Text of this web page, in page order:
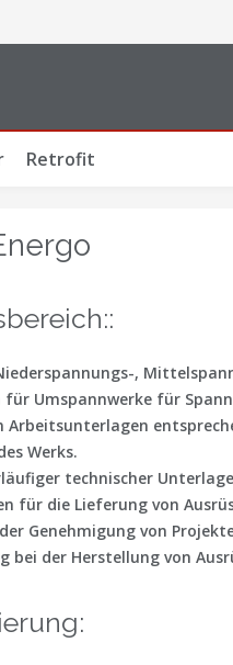
Retrofit
,
Umspannwerke für
Arbeitsunterlagen
Werks.
technischer
für die Lieferung von
Genehmigung von
bei der Herstellung von